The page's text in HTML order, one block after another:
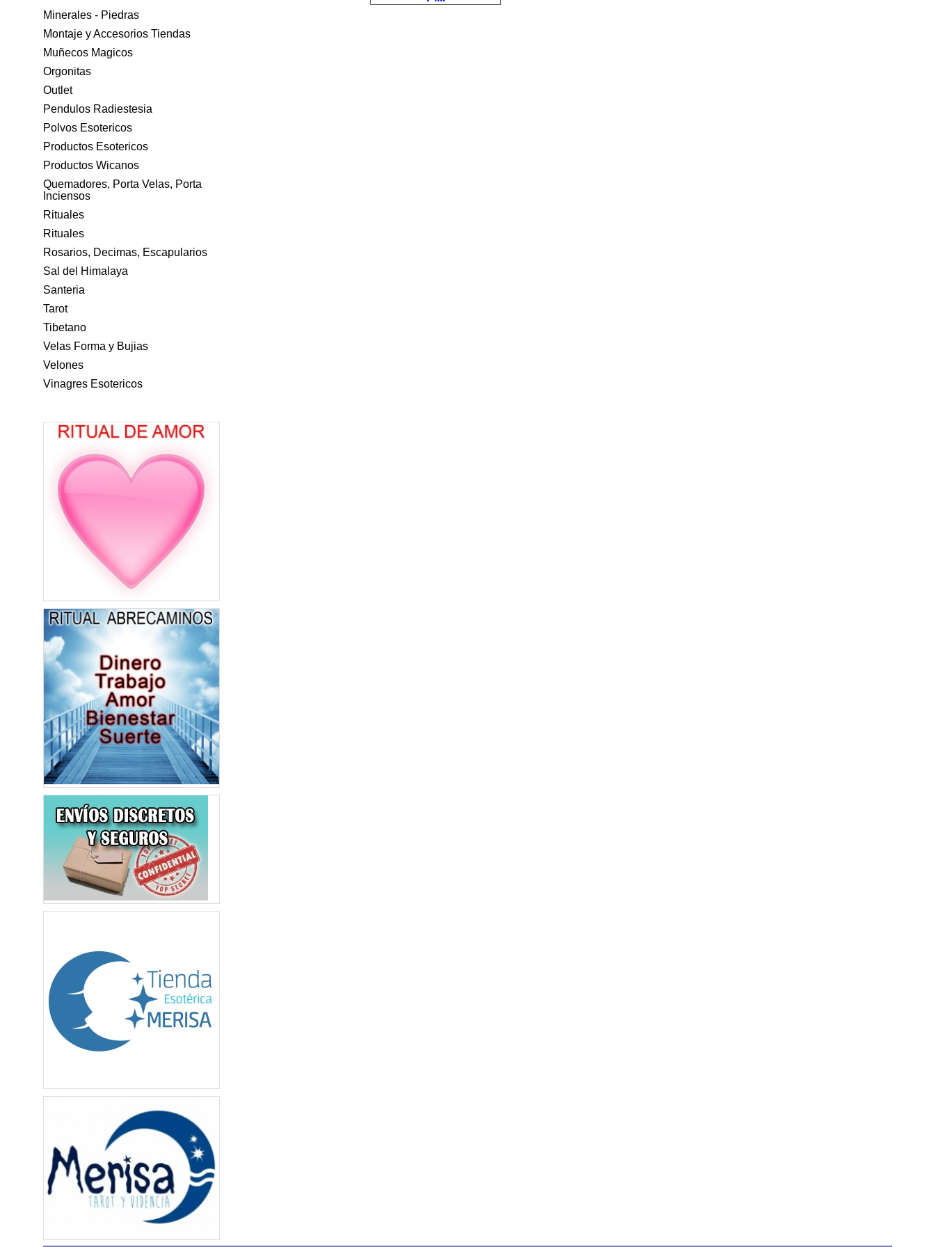
Minerales - Piedras
Montaje y Accesorios Tiendas
Muñecos Magicos
Orgonitas
Outlet
Pendulos Radiestesia
Polvos Esotericos
Productos Esotericos
Productos Wicanos
Quemadores, Porta Velas, Porta
Inciensos
Rituales
Rituales
Rosarios, Decimas, Escapularios
Sal del Himalaya
Santeria
Tarot
Tibetano
Velas Forma y Bujias
Velones
Vinagres Esotericos